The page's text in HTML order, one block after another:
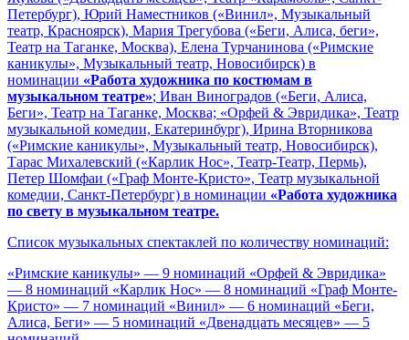
Петербург), Юрий Наместников («Винил», Музыкальный
театр, Красноярск), Мария Трегубова («Беги, Алиса, беги»,
Театр на Таганке, Москва), Елена Турчанинова («Римские
каникулы», Музыкальный театр, Новосибирск) в
номинации «Работа художника по костюмам в
музыкальном театре»; Иван Виноградов («Беги, Алиса,
Беги», Театр на Таганке, Москва; «Орфей & Эвридика», Театр
музыкальной комедии, Екатеринбург), Ирина Вторникова
(«Римские каникулы», Музыкальный театр, Новосибирск),
Тарас Михалевский («Карлик Нос», Театр-Театр, Пермь),
Петер Шомфаи («Граф Монте-Кристо», Театр музыкальной
комедии, Санкт-Петербург) в номинации «Работа художника
по свету в музыкальном театре.
Список музыкальных спектаклей по количеству номинаций:
«Римские каникулы» — 9 номинаций «Орфей & Эвридика»
— 8 номинаций «Карлик Нос» — 8 номинаций «Граф Монте-
Кристо» — 7 номинаций «Винил» — 6 номинаций «Беги,
Алиса, Беги» — 5 номинаций «Двенадцать месяцев» — 5